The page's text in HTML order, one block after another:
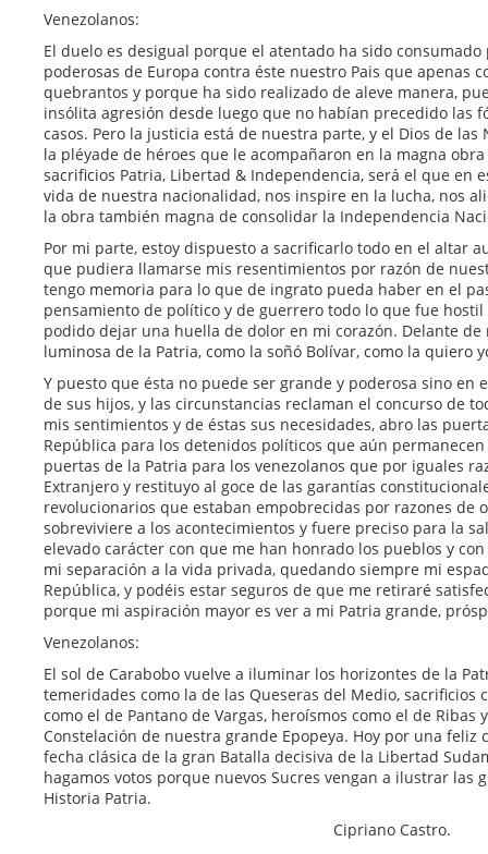
Venezolanos:
El duelo es desigual porque el atentado ha sido
poderosas de Europa contra éste nuestro Pais que apenas
quebrantos y porque ha sido realizado de aleve manera,
insólita agresión desde luego que no habían precedido las
casos. Pero la justicia está de nuestra parte, y el Dios de
la pléyade de héroes que le acompañaron en la magna
sacrificios Patria, Libertad & Independencia, será el que en
vida de nuestra nacionalidad, nos inspire en la lucha, nos
la obra también magna de consolidar la Independencia
Por mi parte, estoy dispuesto a sacrificarlo todo en el altar
que pudiera llamarse mis resentimientos por razón de
tengo memoria para lo que de ingrato pueda haber en el
pensamiento de político y de guerrero todo lo que fue
podido dejar una huella de dolor en mi corazón. Delante
luminosa de la Patria, como la soñó Bolívar, como la quiero
Y puesto que ésta no puede ser grande y poderosa sino
de sus hijos, y las circunstancias reclaman el concurso de
mis sentimientos y de éstas sus necesidades, abro las
República para los detenidos políticos que aún
puertas de la Patria para los venezolanos que por iguales
Extranjero y restituyo al goce de las garantías
revolucionarios que estaban empobrecidas por razones de
sobreviviere a los acontecimientos y fuere preciso para la
elevado carácter con que me han honrado los pueblos y
mi separación a la vida privada, quedando siempre mi
República, y podéis estar seguros de que me retiraré
porque mi aspiración mayor es ver a mi Patria grande,
Venezolanos:
El sol de Carabobo vuelve a iluminar los horizontes de la
temeridades como la de las Queseras del Medio, sacrificios
como el de Pantano de Vargas, heroísmos como el de
Constelación de nuestra grande Epopeya. Hoy por una feliz
fecha clásica de la gran Batalla decisiva de la Libertad
hagamos votos porque nuevos Sucres vengan a ilustrar las
Historia Patria.
Cipriano Castro.